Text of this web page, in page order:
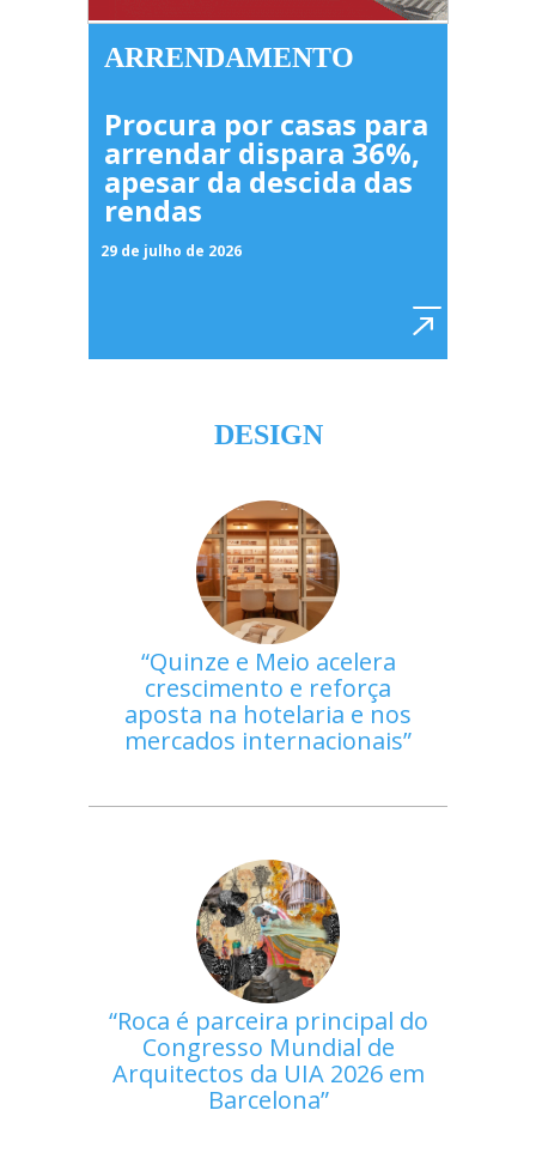
ARRENDAMENTO
Procura por casas para
arrendar dispara 36%,
apesar da descida das
rendas
29 de julho de 2026
DESIGN
Quinze e Meio acelera
crescimento e reforça
aposta na hotelaria e nos
mercados internacionais
Roca é parceira principal do
Congresso Mundial de
Arquitectos da UIA 2026 em
Barcelona